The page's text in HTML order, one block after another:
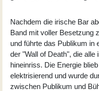
Nachdem die irische Bar
Band mit voller Besetzung
und führte das Publikum in
der "Wall of Death", die alle
hineinriss. Die Energie
elektrisierend und wurde
zwischen Publikum und